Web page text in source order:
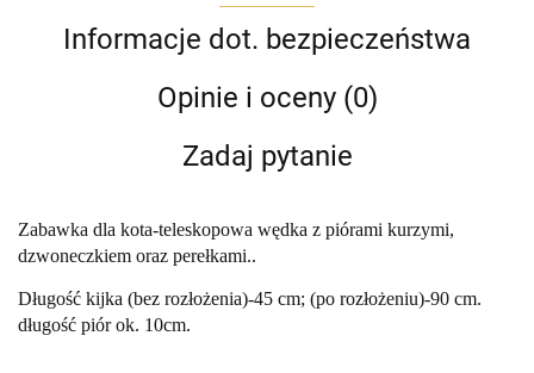
Informacje dot. bezpieczeństwa
Opinie i oceny (0)
Zadaj pytanie
Zabawka dla kota-teleskopowa wędka z piórami kurzymi,
dzwoneczkiem oraz perełkami..
Długość kijka (bez rozłożenia)-45 cm; (po rozłożeniu)-90 cm.
długość piór ok. 10cm.